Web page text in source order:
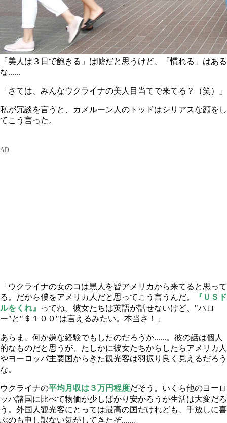
「美人は３日で飽きる」は嘘だと思うけど、「慣れる」はある
な......
「さては、みんなウクライナの美人目当てで来てる？（笑）」
私が冗談を言うと、カメルーン人のトッドはシリアスな顔をし
てこう言った。
「ウクライナの女のコは黒人を皆アメリカから来てると思って
る。だから僕をアメリカ人だと思ってこう言うんだ。
『ＵＳド
ルをくれ』
ってね。彼女たちは英語が話せないけど、"ハロ
ー"と"＄１００"は言えるみたい。本当さ！」
あらま、何か嫌な経験でもしたのだろうか......。彼の話は個人
的なものだと思うが、たしかに彼女たちからしたらアメリカ人
やヨーロッパ主要国からきた観光客は羽振り良く見えるだろう
な。
ウクライナの平均月収は３万円程度だそう。いくら他のヨーロ
ッパ諸国に比べて物価が少しばかり安かろうが生活は大変だろ
う。外国人観光客にとっては最高の国だけれども、手放しに喜
ぶのも申し訳ない気がしてきたぞ......。